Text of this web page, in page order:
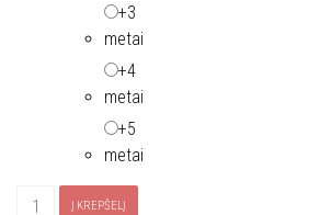
+3
metai
+4
metai
+5
metai
produktoĮ KREPŠELĮ